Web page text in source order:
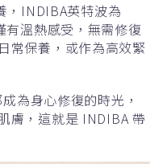
，INDIBA英特波為
溫熱感受，無需修復
常保養，或作為高效緊
為身心修復的時光，
膚，這就是 INDIBA 帶